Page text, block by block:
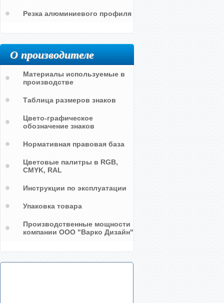
Резка алюминиевого профиля
О производителе
Материалы используемые в
производстве
Таблица размеров знаков
Цвето-графическое
обозначение знаков
Нормативная правовая база
Цветовые палитры в RGB,
CMYK, RAL
Инструкции по эксплуатации
Упаковка товара
Производственные мощности
компании ООО "Варко Дизайн"